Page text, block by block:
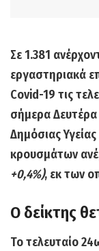
Σε1.381
εργαστηριακά
Covid-19 τις
σήμερα
Δημόσιας Υγείας
κρουσμάτων
+0,4%), εκ των
Ο δείκτης
Το τελευταίο